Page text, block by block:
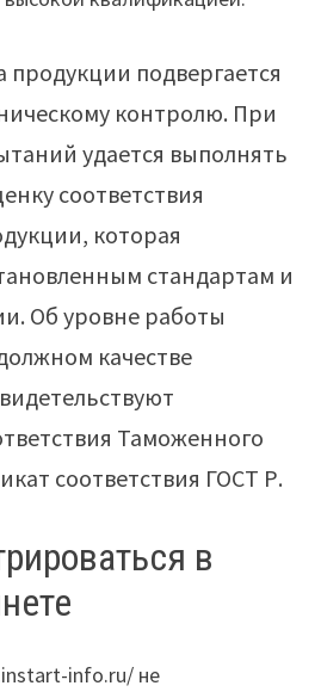
подвергается
контролю. При
удается выполнять
соответствия
которая
стандартам и
Об уровне работы
качестве
Таможенного
соответствия ГОСТ Р.
в
info.ru/ не